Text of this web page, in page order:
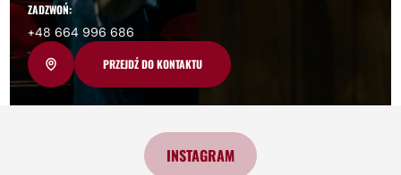
ZADZWOŃ:
+48 664 996 686
PRZEJDŹ DO KONTAKTU
INSTAGRAM